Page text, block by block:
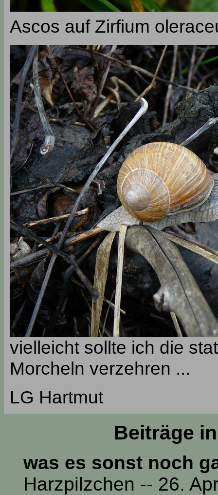
Ascos auf Zirfium
vielleicht sollte ich die
Morcheln verzehren ...
LG Hartmut
Beiträge
was es sonst noch
Harzpilzchen -- 26.